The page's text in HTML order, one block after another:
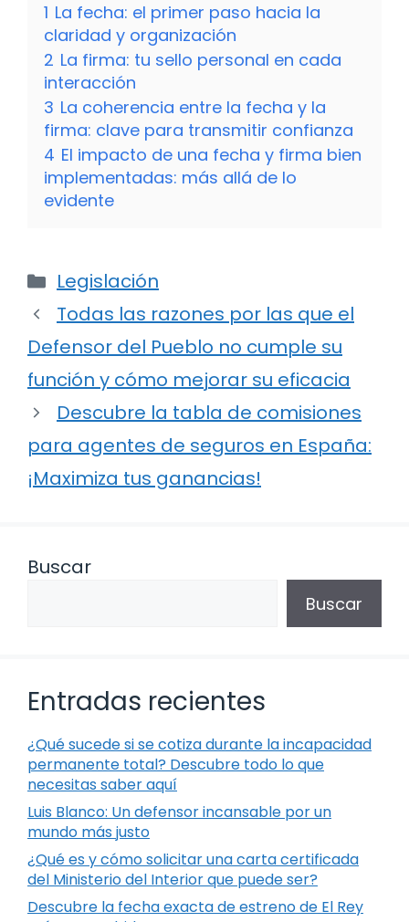
1 La fecha: el primer paso hacia la
claridad y organización
2 La firma: tu sello personal en cada
interacción
3 La coherencia entre la fecha y la
firma: clave para transmitir confianza
4 El impacto de una fecha y firma bien
implementadas: más allá de lo
evidente
Categorías
Legislación
Todas las razones por las que el
Defensor del Pueblo no cumple su
función y cómo mejorar su eficacia
Descubre la tabla de comisiones
para agentes de seguros en España:
¡Maximiza tus ganancias!
Buscar
Buscar
Entradas recientes
¿Qué sucede si se cotiza durante la incapacidad
permanente total? Descubre todo lo que
necesitas saber aquí
Luis Blanco: Un defensor incansable por un
mundo más justo
¿Qué es y cómo solicitar una carta certificada
del Ministerio del Interior que puede ser?
Descubre la fecha exacta de estreno de El Rey